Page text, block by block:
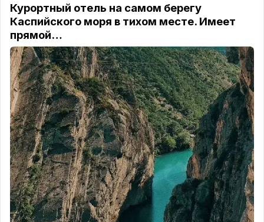
Курортный отель на самом берегу
Каспийского моря в тихом месте. Имеет
прямой…